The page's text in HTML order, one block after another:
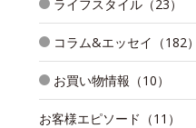
ライフスタイル（23）
コラム&エッセイ（182）
お買い物情報（10）
お客様エピソード（11）